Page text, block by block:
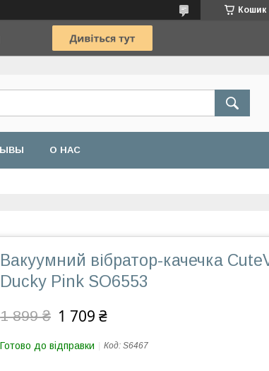
Кошик
О НАС
Вакуумний вібратор-качечка
Ducky Pink SO6553
1 899 ₴ 1 709 ₴
Готово до відправки Код: S6467